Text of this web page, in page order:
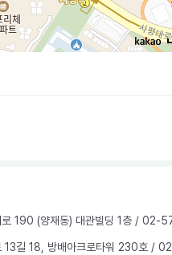
190 (양재동) 대관빌딩 1층 / 02-
길 18, 방배아크로타워 230호 /